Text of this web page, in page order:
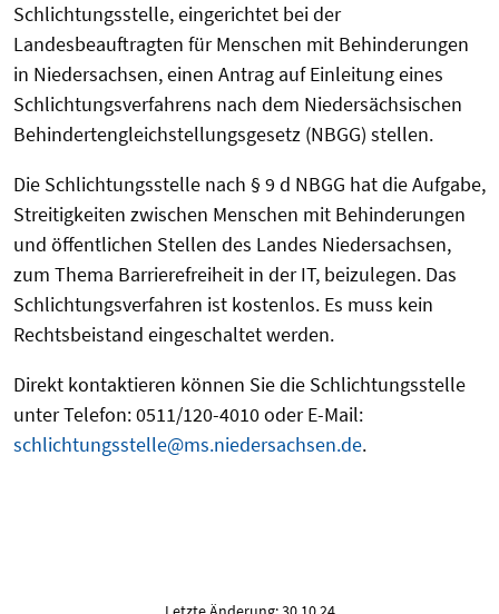
Schlichtungsstelle, eingerichtet bei der
Landesbeauftragten für Menschen mit Behinderungen
in Niedersachsen, einen Antrag auf Einleitung eines
Schlichtungsverfahrens nach dem Niedersächsischen
Behindertengleichstellungsgesetz (NBGG) stellen.
Die Schlichtungsstelle nach § 9 d NBGG hat die Aufgabe,
Streitigkeiten zwischen Menschen mit Behinderungen
und öffentlichen Stellen des Landes Niedersachsen,
zum Thema Barrierefreiheit in der IT, beizulegen. Das
Schlichtungsverfahren ist kostenlos. Es muss kein
Rechtsbeistand eingeschaltet werden.
Direkt kontaktieren können Sie die Schlichtungsstelle
unter Telefon: 0511/120-4010 oder E-Mail:
schlichtungsstelle@ms.niedersachsen.de.